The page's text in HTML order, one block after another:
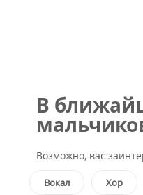
В
Возможно, вас
Вокал Хор